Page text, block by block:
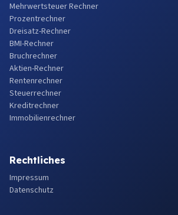
Mehrwertsteuer Rechner
Prozentrechner
Dreisatz-Rechner
BMI-Rechner
Bruchrechner
Aktien-Rechner
Rentenrechner
Steuerrechner
Kreditrechner
Immobilienrechner
Rechtliches
Impressum
Datenschutz